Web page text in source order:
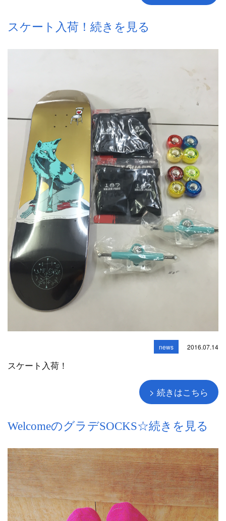
スケート入荷！続きを見る
news 2016.07.14
スケート入荷！
> 続きはこちら
WelcomeのグラデSOCKS☆続きを見る